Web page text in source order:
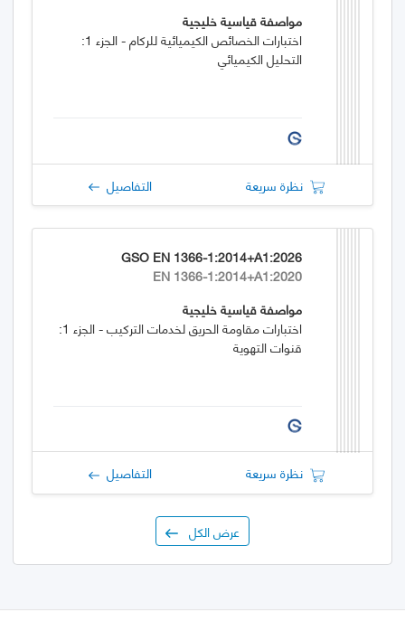
مواصفة قياسية خليجية
اختبارات الخصائص الكيميائية للركام - الجزء 1:
التحليل الكيميائي
نظرة سريعة التفاصيل
GSO EN 1366-1:2014+A1:2026
EN 1366-1:2014+A1:2020
مواصفة قياسية خليجية
اختبارات مقاومة الحريق لخدمات التركيب - الجزء 1:
قنوات التهوية
نظرة سريعة التفاصيل
عرض الكل